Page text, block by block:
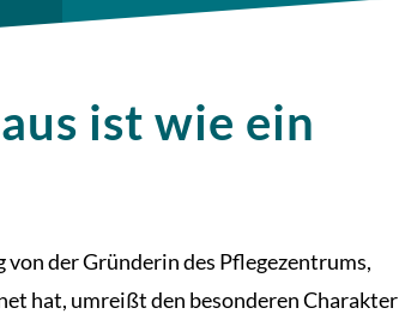
ist wie ein
von der Gründerin des Pflegezentrums,
hat, umreißt den besonderen Charakter